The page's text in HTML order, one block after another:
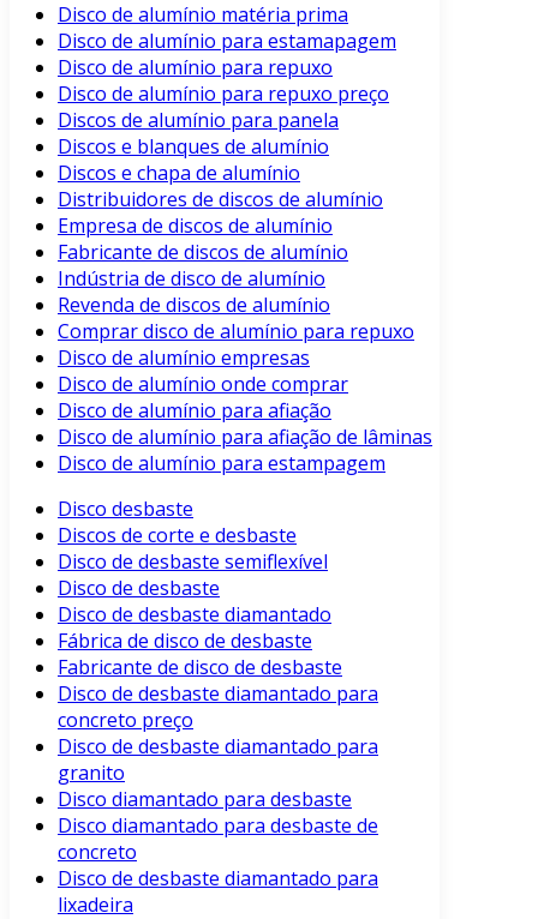
Disco de alumínio matéria prima
Disco de alumínio para estamapagem
Disco de alumínio para repuxo
Disco de alumínio para repuxo preço
Discos de alumínio para panela
Discos e blanques de alumínio
Discos e chapa de alumínio
Distribuidores de discos de alumínio
Empresa de discos de alumínio
Fabricante de discos de alumínio
Indústria de disco de alumínio
Revenda de discos de alumínio
Comprar disco de alumínio para repuxo
Disco de alumínio empresas
Disco de alumínio onde comprar
Disco de alumínio para afiação
Disco de alumínio para afiação de lâminas
Disco de alumínio para estampagem
Disco desbaste
Discos de corte e desbaste
Disco de desbaste semiflexível
Disco de desbaste
Disco de desbaste diamantado
Fábrica de disco de desbaste
Fabricante de disco de desbaste
Disco de desbaste diamantado para
concreto preço
Disco de desbaste diamantado para
granito
Disco diamantado para desbaste
Disco diamantado para desbaste de
concreto
Disco de desbaste diamantado para
lixadeira